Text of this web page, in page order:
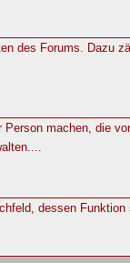
des Forums. Dazu
machen, die
dessen